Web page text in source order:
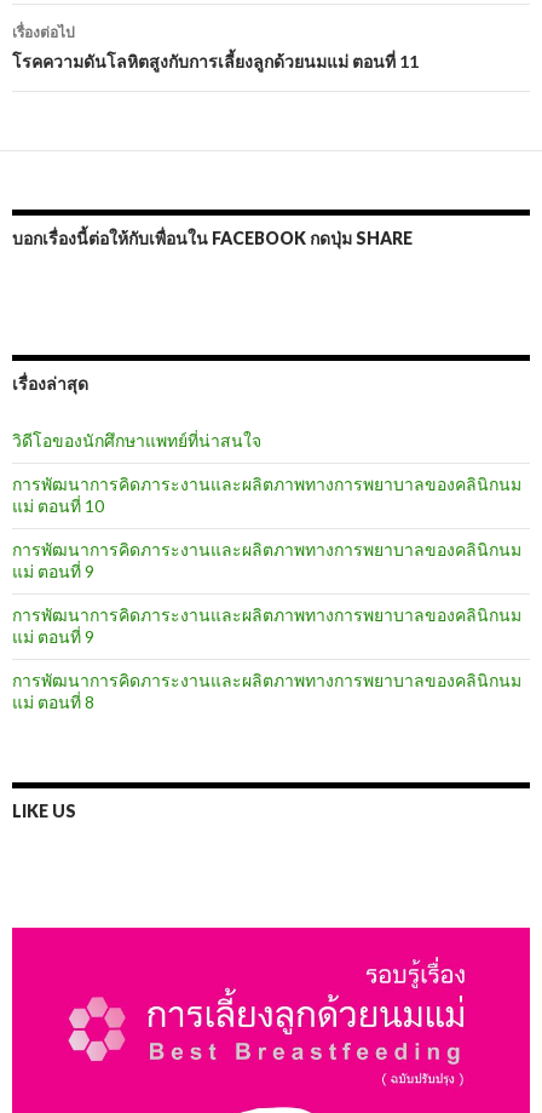
เรื่อง
เรื่องต่อไป
โรคความดันโลหิตสูงกับการเลี้ยงลูกด้วยนมแม่ ตอนที่ 11
บอกเรื่องนี้ต่อให้กับเพื่อนใน FACEBOOK กดปุ่ม SHARE
เรื่องล่าสุด
วิดีโอของนักศึกษาแพทย์ที่น่าสนใจ
การพัฒนาการคิดภาระงานและผลิตภาพทางการพยาบาลของคลินิกนม
แม่ ตอนที่ 10
การพัฒนาการคิดภาระงานและผลิตภาพทางการพยาบาลของคลินิกนม
แม่ ตอนที่ 9
การพัฒนาการคิดภาระงานและผลิตภาพทางการพยาบาลของคลินิกนม
แม่ ตอนที่ 9
การพัฒนาการคิดภาระงานและผลิตภาพทางการพยาบาลของคลินิกนม
แม่ ตอนที่ 8
LIKE US